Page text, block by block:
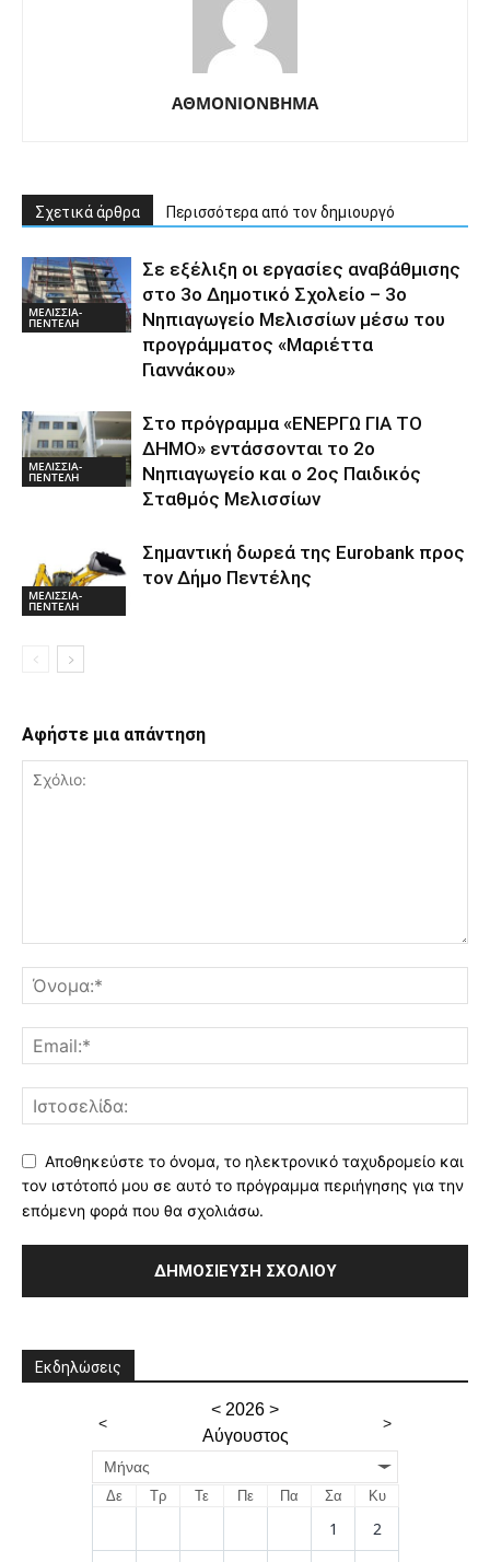
ΑΘΜΟΝΙΟΝΒΗΜΑ
Σχετικά άρθρα Περισσότερα από τον δημιουργό
ΜΕΛΙΣΣΙΑ-
ΠΕΝΤΕΛΗ
Σε εξέλιξη οι εργασίες αναβάθμισης
στο 3ο Δημοτικό Σχολείο – 3ο
Νηπιαγωγείο Μελισσίων μέσω του
προγράμματος «Μαριέττα
Γιαννάκου»
ΜΕΛΙΣΣΙΑ-
ΠΕΝΤΕΛΗ
Στο πρόγραμμα «ΕΝΕΡΓΩ ΓΙΑ ΤΟ
ΔΗΜΟ» εντάσσονται το 2ο
Νηπιαγωγείο και ο 2ος Παιδικός
Σταθμός Μελισσίων
ΜΕΛΙΣΣΙΑ-
ΠΕΝΤΕΛΗ
Σημαντική δωρεά της Eurobank προς
τον Δήμο Πεντέλης
Αφήστε μια απάντηση
Αποθηκεύστε το όνομα, το ηλεκτρονικό ταχυδρομείο και
τον ιστότοπό μου σε αυτό το πρόγραμμα περιήγησης για την
επόμενη φορά που θα σχολιάσω.
Εκδηλώσεις
<
< 2026 >
Αύγουστος
>
Μήνας
Δε Τρ Τε Πε Πα Σα Κυ
1 2